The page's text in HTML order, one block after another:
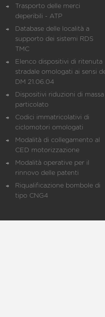
Trasporto delle merci
deperibili - ATP
Database delle località a
supporto dei sistemi RDS
TMC
Elenco dispositivi di ritenuta
stradale omologati ai sensi
DM 21.06.04
Dispositivi riduzioni di massa
particolato
Codici immatricolativi di
ciclomotori omologati
Modalità di collegamento al
CED motorizzazione
Modalità operative per il
rinnovo delle patenti
Riqualificazione bombole di
tipo CNG4